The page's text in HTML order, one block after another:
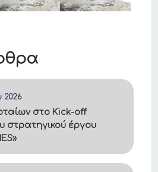
2026
στο Kick-off
στρατηγικού έργου